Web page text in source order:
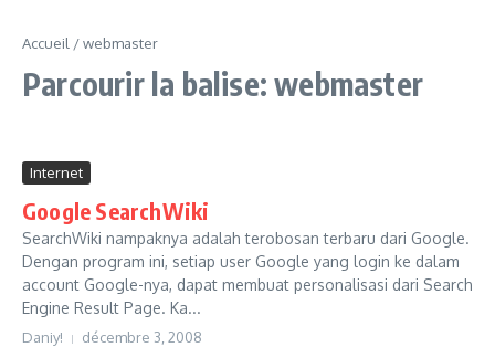
Accueil /webmaster
Parcourir la balise: webmaster
Internet
Google SearchWiki
SearchWiki nampaknya adalah terobosan terbaru dari Google.
Dengan program ini, setiap user Google yang login ke dalam
account Google-nya, dapat membuat personalisasi dari Search
Engine Result Page. Ka...
Daniy! décembre 3, 2008